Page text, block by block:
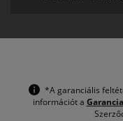
*A garanciális
információt a Garancia